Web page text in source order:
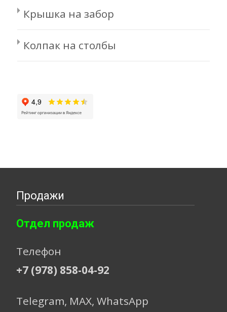
Крышка на забор
Колпак на столбы
Продажи
Отдел продаж
Телефон
+7 (978) 858-04-92
Telegram, МАХ, WhatsApp